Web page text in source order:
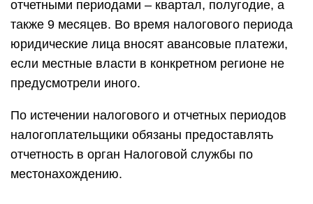
отчетными периодами ‒ квартал, полугодие, а
также 9 месяцев. Во время налогового периода
юридические лица вносят авансовые платежи,
если местные власти в конкретном регионе не
предусмотрели иного.
По истечении налогового и отчетных периодов
налогоплательщики обязаны предоставлять
отчетность в орган Налоговой службы по
местонахождению.